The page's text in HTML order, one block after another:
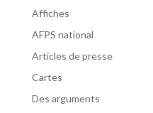
Affiches
AFPS national
Articles de presse
Cartes
Des arguments